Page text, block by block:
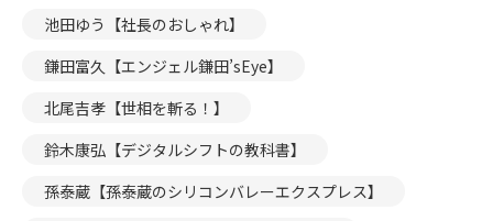
池田ゆう【社長のおしゃれ】
鎌田富久【エンジェル鎌田’sEye】
北尾吉孝【世相を斬る！】
鈴木康弘【デジタルシフトの教科書】
孫泰蔵【孫泰蔵のシリコンバレーエクスプレス】